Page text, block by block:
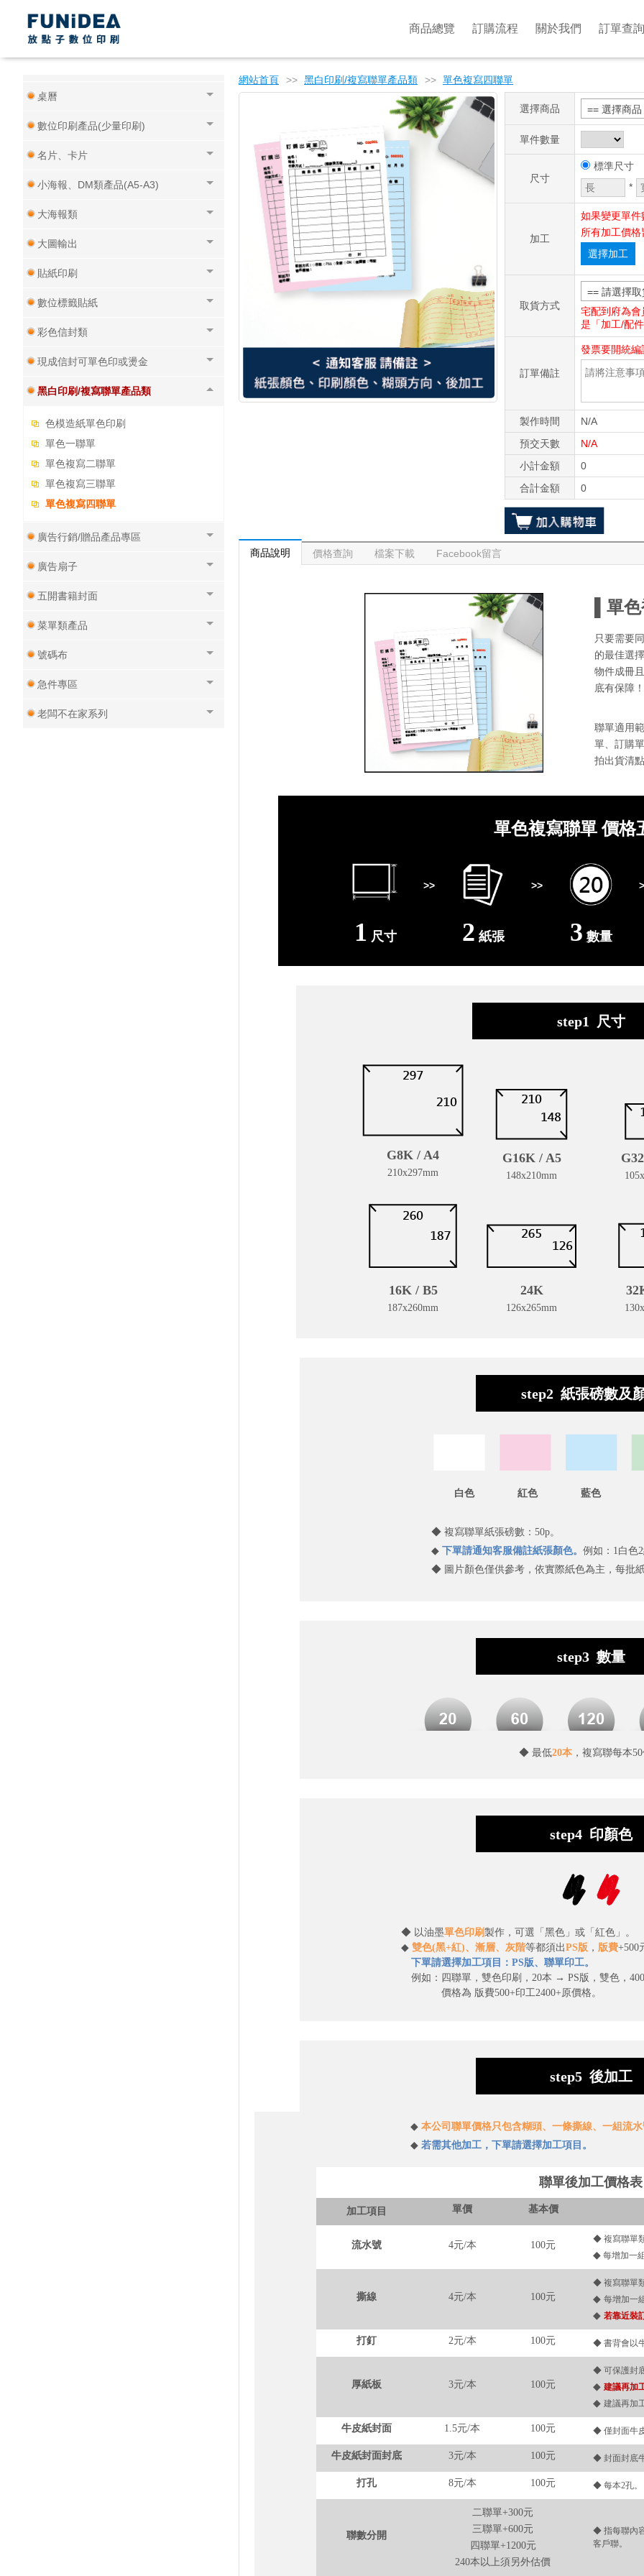
商品總覽 訂購流程 關於我們 訂單查詢
年節商品專區
桌曆
數位印刷產品(少量印刷)
名片、卡片
小海報、DM類產品(A5-A3)
大海報類
大圖輸出
貼紙印刷
數位標籤貼紙
彩色信封類
現成信封可單色印或燙金
黑白印刷/複寫聯單產品類
色模造紙單色印刷
單色一聯單
單色複寫二聯單
單色複寫三聯單
單色複寫四聯單
廣告行銷/贈品產品專區
廣告扇子
五開書籍封面
菜單類產品
號碼布
急件專區
老闆不在家系列
網站首頁 >> 黑白印刷/複寫聯單產品類 >> 單色複寫四聯單
選擇商品 == 選擇商品
單件數量
尺寸
標準尺寸
*
加工
如果變更單
所有加工價
選擇加工
取貨方式
== 請選擇
宅配到府為
是「加工/配
訂單備註
發票要開統編
製作時間
N/A
預交天數
N/A
小計金額
0
合計金額
0
商品說明 價格查詢 檔案下載 Facebook留言
▌單
只要需要
的最佳選
物件成冊
底有保障！
聯單適用
單、訂購
拍出貨清
單色複寫聯單 價格
>> >>
1 尺寸 2 紙張 3 數量
step1 尺寸
G8K / A4
210x297mm
G16K / A5
148x210mm
16K / B5
187x260mm
24K
126x265mm
step2 紙張磅數及
白色 紅色 藍色
◆ 複寫聯單紙張磅數：50p。
◆ 下單請通知客服備註紙張顏色。 例如：1白色
◆ 圖片顏色僅供參考，依實際紙色為主，每批紙也
step3 數量
◆ 最低20本 ，複寫聯每本
step4 印顏色
◆ 以油墨單色印刷製作，可選「黑色」或「紅色」。
◆ 雙色(黑+紅)、漸層、灰階等都須出PS版 ， 版費+500
下單請選擇加工項目：PS版、聯單印工。
例如：四聯單，雙色印刷，20本 → PS版，雙色，
價格為 版費500+印工2400+原價格。
step5 後加工
◆ 本公司聯單價格只包含糊頭、一條撕線、一組流
◆ 若需其他加工，下單請選擇加工項目。
聯單後加工價格表
加工項目 單價 基本價
流水號 4元/本 100元
◆ 複寫聯單
◆ 每增加一
撕線 4元/本 100元
◆ 複寫聯單
◆ 每增加一
◆ 若靠近裝
打釘 2元/本 100元 ◆ 書背會以
厚紙板 3元/本 100元
◆ 可保護封
◆ 建議再加
◆ 建議再加
牛皮紙封面 1.5元/本 100元 ◆ 僅封面牛
牛皮紙封面封底 3元/本 100元 ◆ 封面封底
打孔 8元/本 100元 ◆ 每本2孔。
聯數分開
二聯單+300元
三聯單+600元
四聯單+1200元
240本以上須另外估價
◆ 指每聯內
客戶聯。